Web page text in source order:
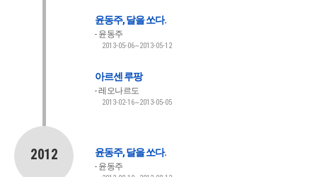
윤동주, 달을 쏘다.
윤동주
2013-05-06~2013-05-12
아르센 루팡
레오나르도
2013-02-16~2013-05-05
2012 윤동주, 달을 쏘다.
윤동주